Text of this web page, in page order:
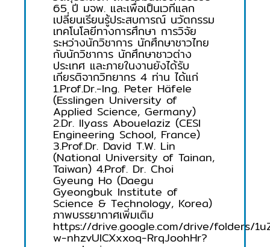
65 ปี มจพ. และเพื่อเป็นเวทีแลก
เปลี่ยนเรียนรู้ประสบการณ์ นวัตกรรม
เทคโนโลยีทางการศึกษา การวิจัย
ระหว่างนักวิชาการ นักศึกษาชาวไทย
กับนักวิชาการ นักศึกษาชาวต่าง
ประเทศ และภายในงานยังได้รับ
เกียรติจากวิทยากร 4 ท่าน ได้แก่
1.Prof.Dr.-Ing. Peter Häfele
(Esslingen University of
Applied Science, Germany)
2.Dr. Ilyass Abouelaziz (CESI
Engineering School, France)
3.Prof.Dr. David T.W. Lin
(National University of Tainan,
Taiwan) 4.Prof. Dr. Choi
Gyeung Ho (Daegu
Gyeongbuk Institute of
Science & Technology, Korea)
ภาพบรรยากาศเพิ่มเติม
https://drive.google.com/drive/folders/
w-nhzvUlCXxxoq-RrqJoohHr?